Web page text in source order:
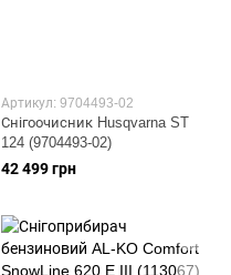
Артикул: 9704493-02
Снігоочисник Husqvarna ST
124 (9704493-02)
42 499 грн